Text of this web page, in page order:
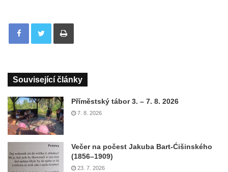
Tisknout
Související články
Příměstský tábor 3. – 7. 8. 2026
7. 8. 2026
Večer na počest Jakuba Bart-Ćišinského
(1856–1909)
23. 7. 2026